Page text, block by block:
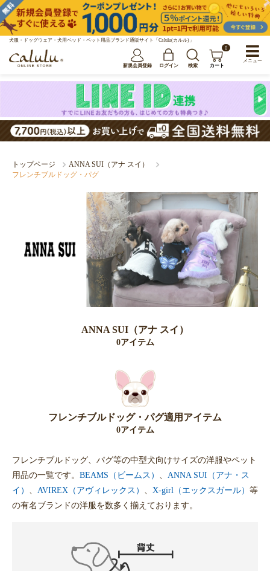
犬服・ドッグウェア・犬用ベッド・ペット用品ブランド通販サイト「Calulu(カルル)」
新規会員登録 ログイン 検索
0
カート
トップページ
ANNA SUI（アナ スイ）
フレンチブルドッグ・パグ
ANNA SUI（アナ スイ）
0アイテム
フレンチブルドッグ・パグ適用アイテム
0アイテム
フレンチブルドッグ、パグ等の中型犬向けサイズの洋服やペット
用品の一覧です。 BEAMS（ビームス）
ANNA SUI（アナ・ス
イ）
AVIREX（アヴィレックス） X-girl（エックスガール） 等
の有名ブランドの洋服を数多く揃えております。
メニュー